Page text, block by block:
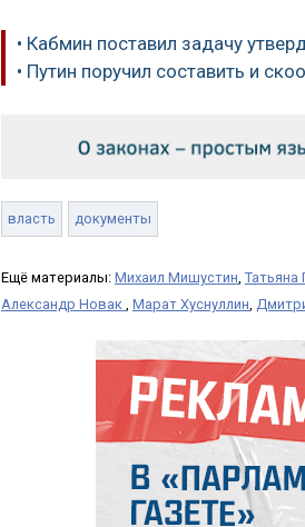
• Кабмин поставил задачу
• Путин поручил составить и
власть документы
Ещё материалы: Михаил Мишустин Татьяна
Александр Новак
Марат Хуснуллин